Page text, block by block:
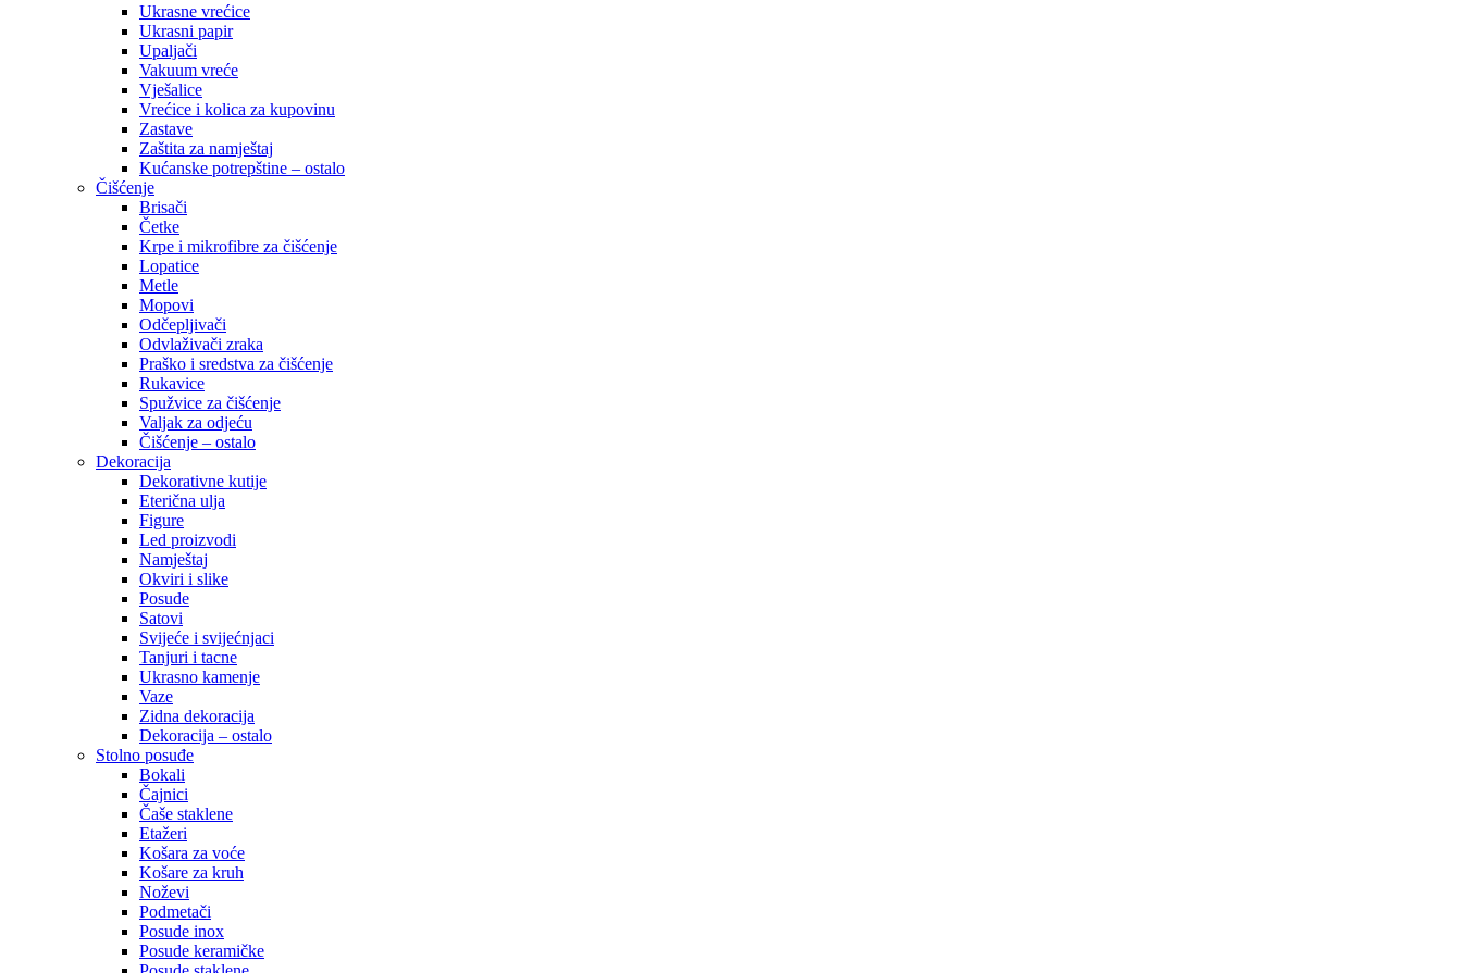
Ukrasne vrećice
Ukrasni papir
Upaljači
Vakuum vreće
Vješalice
Vrećice i kolica za kupovinu
Zastave
Zaštita za namještaj
Kućanske potrepštine – ostalo
Čišćenje
Brisači
Četke
Krpe i mikrofibre za čišćenje
Lopatice
Metle
Mopovi
Odčepljivači
Odvlaživači zraka
Praško i sredstva za čišćenje
Rukavice
Spužvice za čišćenje
Valjak za odjeću
Čišćenje – ostalo
Dekoracija
Dekorativne kutije
Eterična ulja
Figure
Led proizvodi
Namještaj
Okviri i slike
Posude
Satovi
Svijeće i svijećnjaci
Tanjuri i tacne
Ukrasno kamenje
Vaze
Zidna dekoracija
Dekoracija – ostalo
Stolno posuđe
Bokali
Čajnici
Čaše staklene
Etažeri
Košara za voće
Košare za kruh
Noževi
Podmetači
Posude inox
Posude keramičke